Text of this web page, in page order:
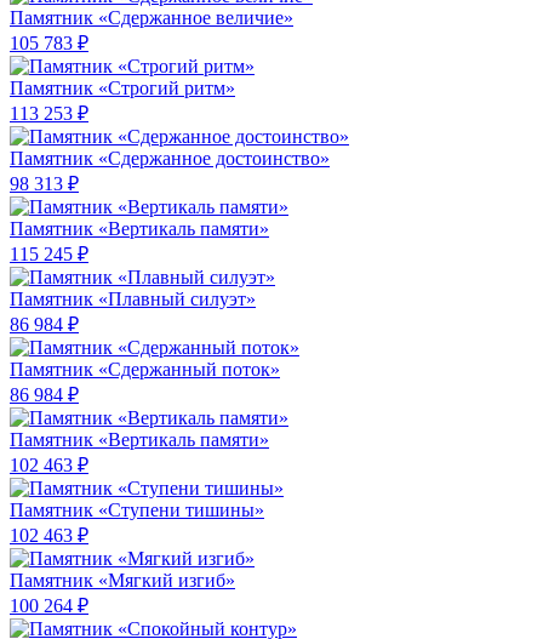
Памятник «Сдержанное величие»
105 783 ₽
Памятник «Строгий ритм»
113 253 ₽
Памятник «Сдержанное достоинство»
98 313 ₽
Памятник «Вертикаль памяти»
115 245 ₽
Памятник «Плавный силуэт»
86 984 ₽
Памятник «Сдержанный поток»
86 984 ₽
Памятник «Вертикаль памяти»
102 463 ₽
Памятник «Ступени тишины»
102 463 ₽
Памятник «Мягкий изгиб»
100 264 ₽